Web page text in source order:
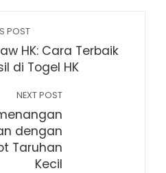
POST
HK: Cara Terbaik
di Togel HK
NEXT POST
dengan
Taruhan
Kecil